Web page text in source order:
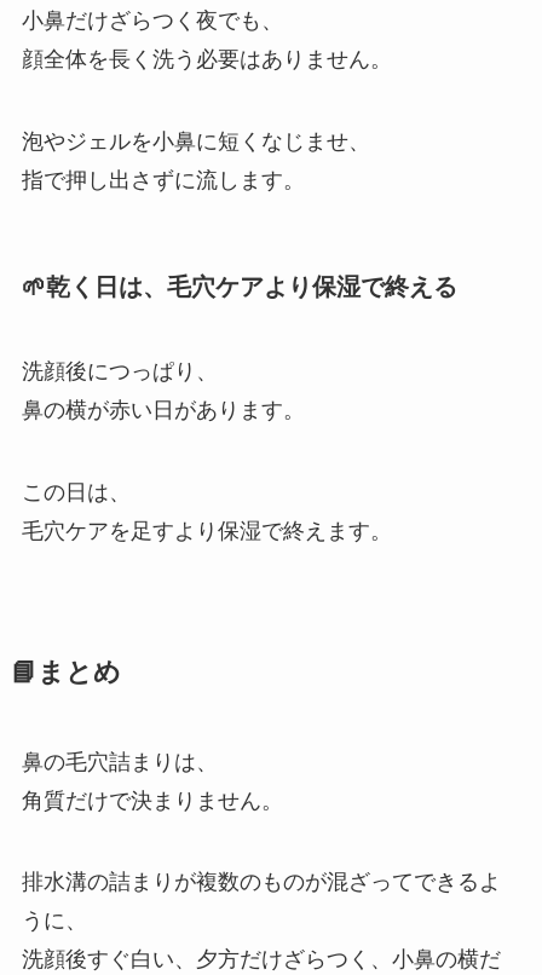
小鼻だけざらつく夜でも、
顔全体を長く洗う必要はありません。
泡やジェルを小鼻に短くなじませ、
指で押し出さずに流します。
🌱乾く日は、毛穴ケアより保湿で終える
洗顔後につっぱり、
鼻の横が赤い日があります。
この日は、
毛穴ケアを足すより保湿で終えます。
📘まとめ
鼻の毛穴詰まりは、
角質だけで決まりません。
排水溝の詰まりが複数のものが混ざってできるよ
うに、
洗顔後すぐ白い、夕方だけざらつく、小鼻の横だ